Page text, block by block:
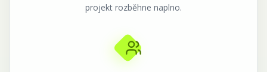
projekt rozběhne naplno.